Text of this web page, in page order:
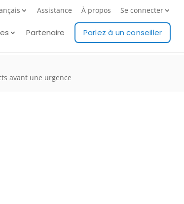
Assistance À propos Se connecter
Partenaire Parlez à un conseiller
avant une urgence